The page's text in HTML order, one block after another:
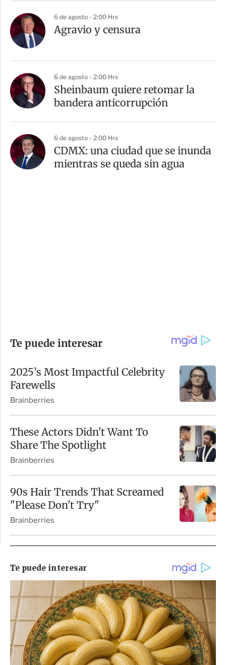
6 de agosto - 2:00 Hrs
Agravio y censura
6 de agosto - 2:00 Hrs
Sheinbaum quiere retomar la
bandera anticorrupción
6 de agosto - 2:00 Hrs
CDMX: una ciudad que se inunda
mientras se queda sin agua